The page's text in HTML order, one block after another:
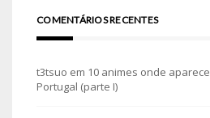
COMENTÁRIOS RECENTES
t3tsuo em 10 animes onde aparece
Portugal (parte I)